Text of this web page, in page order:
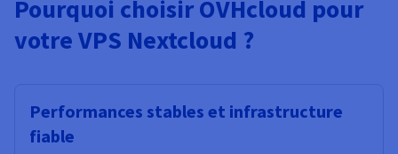
Pourquoi choisir OVHcloud pour
votre VPS Nextcloud ?
Performances stables et infrastructure
fiable